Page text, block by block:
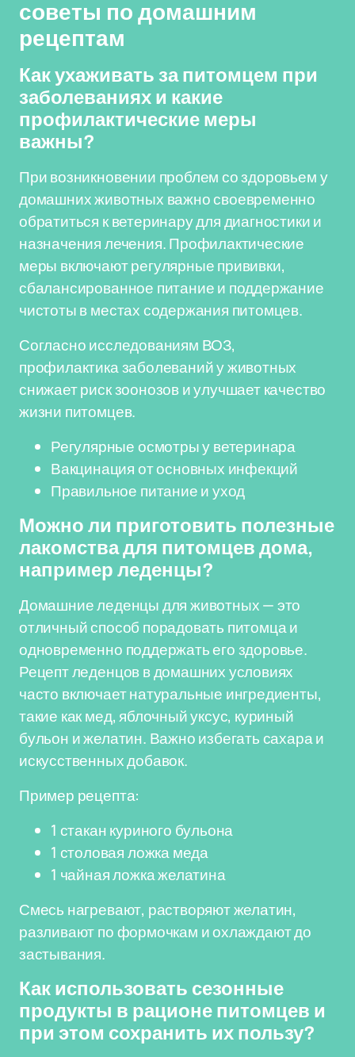
советы по домашним
рецептам
Как ухаживать за питомцем при
заболеваниях и какие
профилактические меры
важны?
При возникновении проблем со здоровьем у
домашних животных важно своевременно
обратиться к ветеринару для диагностики и
назначения лечения. Профилактические
меры включают регулярные прививки,
сбалансированное питание и поддержание
чистоты в местах содержания питомцев.
Согласно исследованиям ВОЗ,
профилактика заболеваний у животных
снижает риск зоонозов и улучшает качество
жизни питомцев.
Регулярные осмотры у ветеринара
Вакцинация от основных инфекций
Правильное питание и уход
Можно ли приготовить полезные
лакомства для питомцев дома,
например леденцы?
Домашние леденцы для животных — это
отличный способ порадовать питомца и
одновременно поддержать его здоровье.
Рецепт леденцов в домашних условиях
часто включает натуральные ингредиенты,
такие как мед, яблочный уксус, куриный
бульон и желатин. Важно избегать сахара и
искусственных добавок.
Пример рецепта:
1 стакан куриного бульона
1 столовая ложка меда
1 чайная ложка желатина
Смесь нагревают, растворяют желатин,
разливают по формочкам и охлаждают до
застывания.
Как использовать сезонные
продукты в рационе питомцев и
при этом сохранить их пользу?